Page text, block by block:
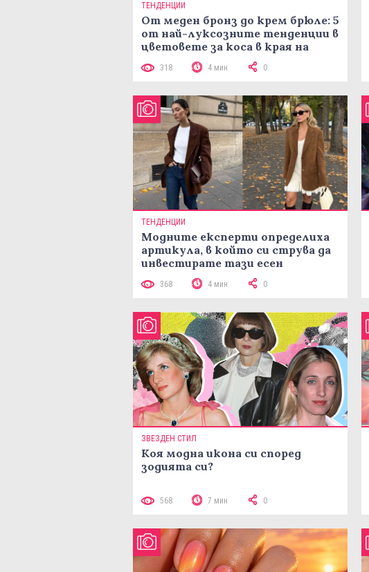
ТЕНДЕНЦИИ
От меден бронз до крем брюле: 5
от най-луксозните тенденции в
цветовете за коса в края на
318 4 мин 0
ТЕНДЕНЦИИ
Модните експерти определиха
артикула, в който си струва да
инвестирате тази есен
368 4 мин 0
ЗВЕЗДЕН СТИЛ
Коя модна икона си според
зодията си?
568 7 мин 0